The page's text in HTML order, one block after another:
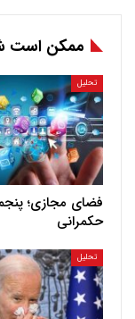
ممکن است
تحلیل
فضای مجازی؛
حکمرانی
تحلیل